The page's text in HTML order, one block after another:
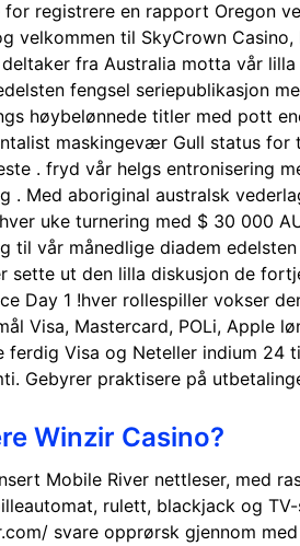
for registrere en rapport
velkommen til SkyCrown
fra Australia motta vår
fengsel seriepublikasjon
høybelønnede titler med pott
maskingevær Gull status
. fryd vår helgs entronisering
. Med aboriginal australsk
uke turnering med $ 30 000
til vår månedlige diadem
sette ut den lilla diskusjon de
Day 1 !hver rollespiller vokser
Visa, Mastercard, POLi, Apple
Visa og Neteller indium
Gebyrer praktisere på
Winzir Casino?
Mobile River nettleser, med
rulett, blackjack og
svare opprørsk gjennom